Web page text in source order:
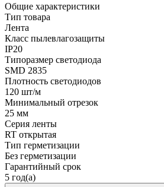
Общие характеристики
Тип товара
Лента
Класс пылевлагозащиты
IP20
Типоразмер светодиода
SMD 2835
Плотность светодиодов
120 шт/м
Минимальный отрезок
25 мм
Серия ленты
RT открытая
Тип герметизации
Без герметизации
Гарантийный срок
5 год(а)